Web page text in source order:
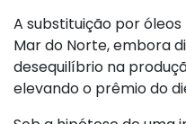
A substituição por
Mar do Norte, embora
desequilíbrio na
elevando o prêmio do